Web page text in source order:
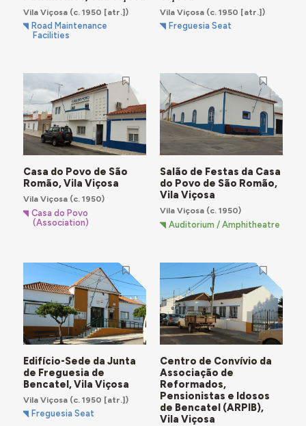
Vila Viçosa(c. 1950 [atr.])
Road Maintenance
Facilities
Vila Viçosa(c. 1950 [atr.])
Freguesia Seat
Casa do Povo de São
Romão, Vila Viçosa
Vila Viçosa(c. 1950)
Casa do Povo
(Association)
Salão de Festas da Casa
do Povo de São Romão,
Vila Viçosa
Vila Viçosa(c. 1950)
Auditorium / Amphitheatre
Edifício-Sede da Junta
de Freguesia de
Bencatel, Vila Viçosa
Vila Viçosa(c. 1950 [atr.])
Freguesia Seat
Centro de Convívio da
Associação de
Reformados,
Pensionistas e Idosos
de Bencatel (ARPIB),
Vila Viçosa